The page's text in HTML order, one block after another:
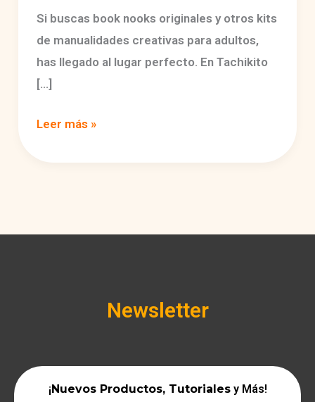
Si buscas book nooks originales y otros kits
de manualidades creativas para adultos,
has llegado al lugar perfecto. En Tachikito
[…]
Book
Originales:
Manualidades
Leer más »
Newsletter
¡ Nuevos Productos, Tutorialesy Más!